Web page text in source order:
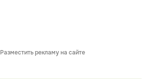
Разместить рекламу на сайте